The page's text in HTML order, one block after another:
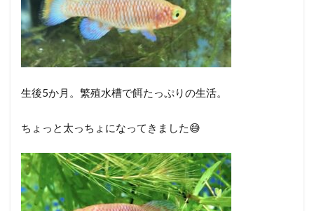
生後5か月。繁殖水槽で餌たっぷりの生活。
ちょっと太っちょになってきました😅